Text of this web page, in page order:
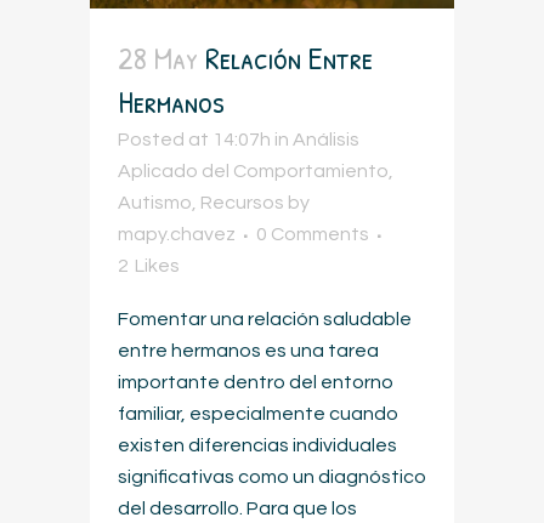
28 May Relación Entre
Hermanos
Posted at 14:07h in Análisis
Aplicado del Comportamiento
Autismo Recursos by
mapy.chavez
0 Comments
2 Likes
Fomentar una relación saludable
entre hermanos es una tarea
importante dentro del entorno
familiar, especialmente cuando
existen diferencias individuales
significativas como un diagnóstico
del desarrollo. Para que los